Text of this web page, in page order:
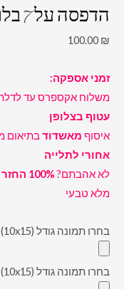
הדפסה על 7 בלוקי עץ בגודל 10X15 ס"מ
100.00 ₪
זמני אספקה:
משלוח אקספרס עד
עטוף בצלופן
איסוף מאשדודבתיאום מראש עד 2
אחורי לתלייה
לא אהבתם?100% החזר כספי
מלא טבעי
בחרו תמונה גודל (10x15)
בחרו תמונה גודל (10x15)